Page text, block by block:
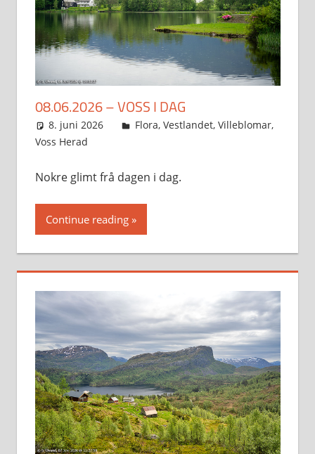
08.06.2026 – VOSS I DAG
8. juni 2026 Svein
Flora, Vestlandet, Villeblomar,
Voss Herad
Nokre glimt frå dagen i dag.
Continue reading